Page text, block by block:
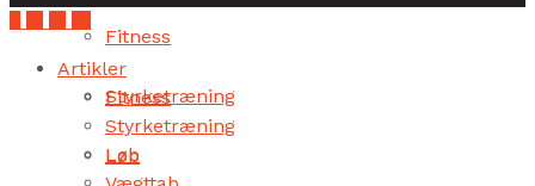
Fitness
Styrketræning
Løb
Artikler
Fitness
Styrketræning
Løb